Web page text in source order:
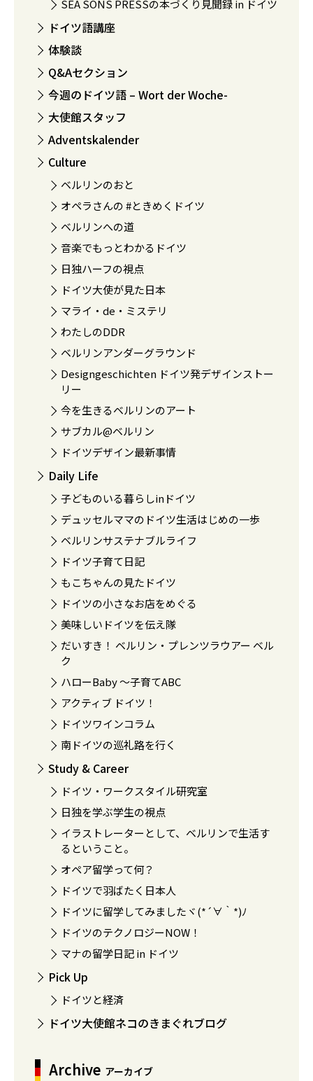
SEA SONS PRESSの本づくり見聞録 in ドイツ
ドイツ語講座
体験談
Q&Aセクション
今週のドイツ語 – Wort der Woche-
大使館スタッフ
Adventskalender
Culture
ベルリンのおと
オペラさんの #ときめくドイツ
ベルリンへの道
音楽でもっとわかるドイツ
日独ハーフの視点
ドイツ大使が見た日本
マライ・de・ミステリ
わたしのDDR
ベルリンアンダーグラウンド
Designgeschichten ドイツ発デザインストー
リー
今を生きるベルリンのアート
サブカル@ベルリン
ドイツデザイン最新事情
Daily Life
子どものいる暮らしinドイツ
デュッセルママのドイツ生活はじめの一歩
ベルリンサステナブルライフ
ドイツ子育て日記
もこちゃんの見たドイツ
ドイツの小さなお店をめぐる
美味しいドイツを伝え隊
だいすき！ ベルリン・プレンツラウアー ベル
ク
ハローBaby 〜子育てABC
アクティブ ドイツ！
ドイツワインコラム
南ドイツの巡礼路を行く
Study & Career
ドイツ・ワークスタイル研究室
日独を学ぶ学生の視点
イラストレーターとして、ベルリンで生活す
るということ。
オペア留学って何？
ドイツで羽ばたく日本人
ドイツに留学してみましたヾ(*´∀｀*)ﾉ
ドイツのテクノロジーNOW！
マナの留学日記 in ドイツ
Pick Up
ドイツと経済
ドイツ大使館ネコのきまぐれブログ
Archive アーカイブ